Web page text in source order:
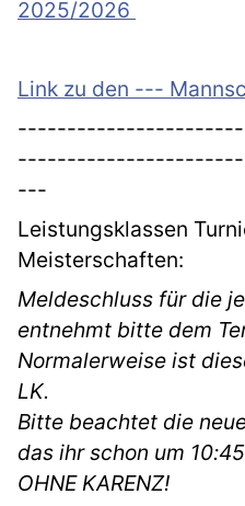
2025/2026
Link zu den ---
---
Leistungsklassen
Meisterschaften:
Meldeschluss für die
entnehmt bitte dem
Normalerweise ist
LK.
Bitte beachtet die
das ihr schon um
OHNE KARENZ!